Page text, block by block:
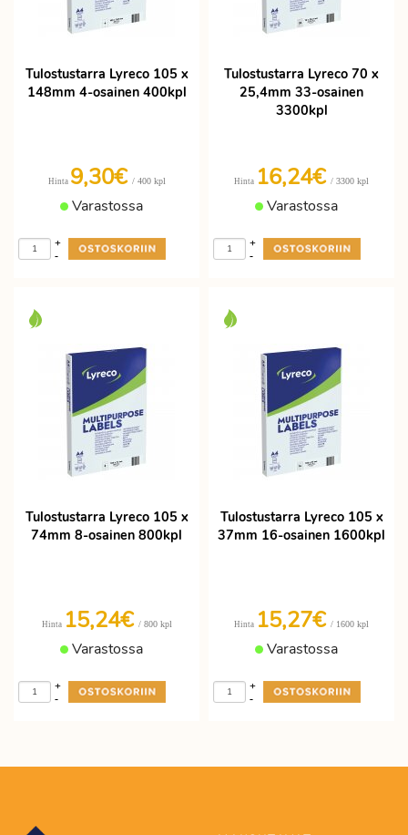
Tulostustarra Lyreco 105 x
148mm 4-osainen 400kpl
Hinta 9,30€ / 400 kpl
Varastossa
-
+
Tulostustarra Lyreco 70 x
25,4mm 33-osainen
3300kpl
Hinta 16,24€ / 3300 kpl
Varastossa
-
+
Tulostustarra Lyreco 105 x
74mm 8-osainen 800kpl
Hinta 15,24€ / 800 kpl
Varastossa
-
+
Tulostustarra Lyreco 105 x
37mm 16-osainen 1600kpl
Hinta 15,27€ / 1600 kpl
Varastossa
-
+